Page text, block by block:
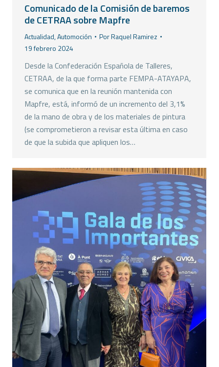
Comunicado de la Comisión de baremos
de CETRAA sobre Mapfre
Actualidad,Automoción PorRaquel Ramirez
19 febrero 2024
Desde la Confederación Española de Talleres,
CETRAA, de la que forma parte FEMPA-ATAYAPA,
se comunica que en la reunión mantenida con
Mapfre, está, informó de un incremento del 3,1%
de la mano de obra y de los materiales de pintura
(se comprometieron a revisar esta última en caso
de que la subida que apliquen los…